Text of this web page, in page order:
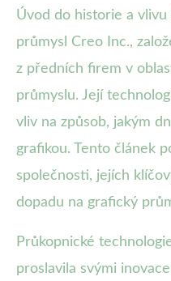
Úvod do historie a
průmysl Creo Inc.,
z předních firem v
průmyslu. Její
vliv na způsob, jakým
grafikou. Tento článek
společnosti, jejích
dopadu na grafický
Průkopnické
proslavila svými